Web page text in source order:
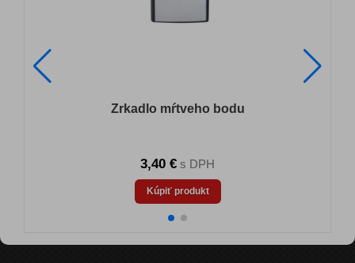
Zrkadlo mŕtveho bodu
3,40 € s DPH
Kúpiť produkt